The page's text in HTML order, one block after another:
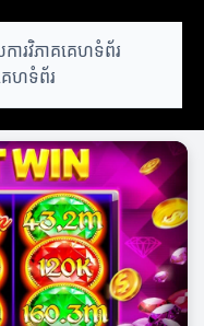
ការវិភាគគេហទំព័រ
េហទំព័រ